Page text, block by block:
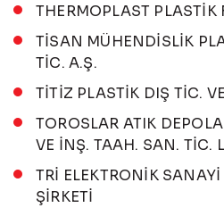
THERMOPLAST PLASTİK
TİSAN MÜHENDİSLİK
TİC. A.Ş.
TİTİZ PLASTİK DIŞ TİC.
TOROSLAR ATIK
VE İNŞ. TAAH. SAN. TİC.
TRİ ELEKTRONİK
ŞİRKETİ